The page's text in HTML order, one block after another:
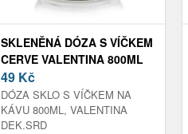
SKLENĚNÁ DÓZA S VÍČKEM
CERVE VALENTINA 800ML
SRDCE KÁVA
49 Kč
DÓZA SKLO S VÍČKEM NA
KÁVU 800ML, VALENTINA
DEK.SRD